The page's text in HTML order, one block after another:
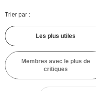
Trier par :
Les plus utiles
Membres avec le plus de
critiques